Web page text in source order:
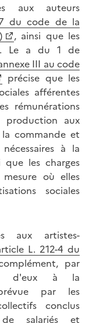
aux auteurs
du code de la
, ainsi que les
Le a du 1 de
III au code
précise que les
afférentes
rémunérations
production aux
commande et
à la
les charges
où elles
sociales
aux artistes-
L. 212-4 du
par
d'eux à la
par les
conclus
salariés et